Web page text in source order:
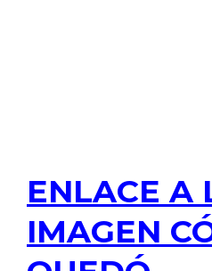
ENLACE A
IMAGEN